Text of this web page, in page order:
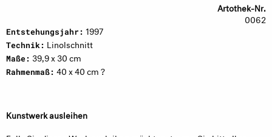
Artothek-Nr.
0062
Entstehungsjahr: 1997
Technik: Linolschnitt
Maße: 39,9 x 30 cm
Rahmenmaß: 40 x 40 cm ?
Kunstwerk ausleihen